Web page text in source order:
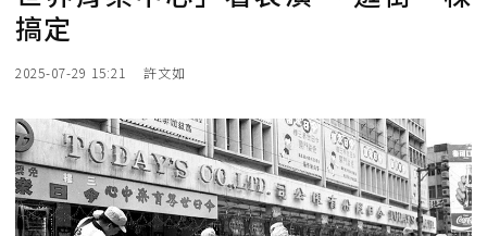
搞定
2025-07-29 15:21 許文如